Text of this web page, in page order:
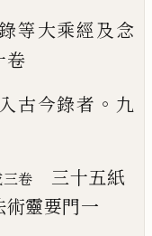
等大乘經及念
卷
古今錄者 。 九
卷 三十五紙
靈要門一